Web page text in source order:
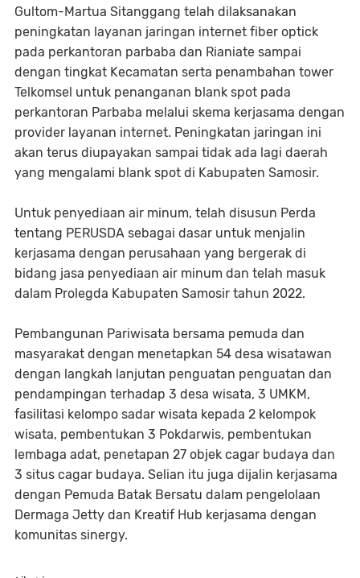
Gultom-Martua Sitanggang telah dilaksanakan
peningkatan layanan jaringan internet fiber optick
pada perkantoran parbaba dan Rianiate sampai
dengan tingkat Kecamatan serta penambahan tower
Telkomsel untuk penanganan blank spot pada
perkantoran Parbaba melalui skema kerjasama dengan
provider layanan internet. Peningkatan jaringan ini
akan terus diupayakan sampai tidak ada lagi daerah
yang mengalami blank spot di Kabupaten Samosir.
Untuk penyediaan air minum, telah disusun Perda
tentang PERUSDA sebagai dasar untuk menjalin
kerjasama dengan perusahaan yang bergerak di
bidang jasa penyediaan air minum dan telah masuk
dalam Prolegda Kabupaten Samosir tahun 2022.
Pembangunan Pariwisata bersama pemuda dan
masyarakat dengan menetapkan 54 desa wisatawan
dengan langkah lanjutan penguatan penguatan dan
pendampingan terhadap 3 desa wisata, 3 UMKM,
fasilitasi kelompo sadar wisata kepada 2 kelompok
wisata, pembentukan 3 Pokdarwis, pembentukan
lembaga adat, penetapan 27 objek cagar budaya dan
3 situs cagar budaya. Selian itu juga dijalin kerjasama
dengan Pemuda Batak Bersatu dalam pengelolaan
Dermaga Jetty dan Kreatif Hub kerjasama dengan
komunitas sinergy.